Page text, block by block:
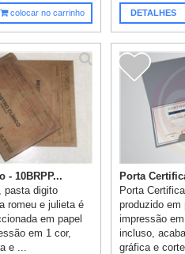
colocar no carrinho DETALHES
- 10BRPP...
pasta digito
romeu e julieta é
em papel
em 1 cor,
e ...
Porta
Porta
produzido em
impressão
incluso,
gráfica e